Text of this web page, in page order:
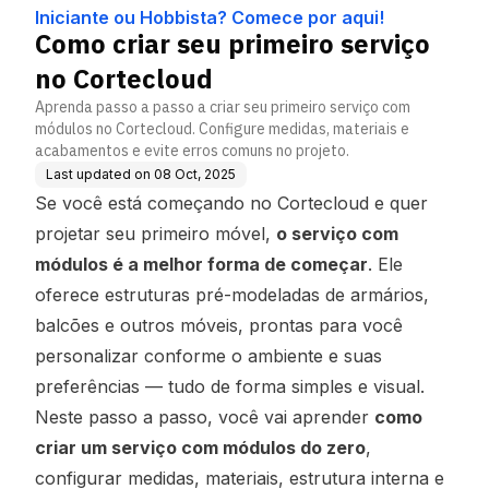
Iniciante ou Hobbista? Comece por aqui!
Como criar seu primeiro serviço
no Cortecloud
Aprenda passo a passo a criar seu primeiro serviço com
módulos no Cortecloud. Configure medidas, materiais e
acabamentos e evite erros comuns no projeto.
Last updated on 08 Oct, 2025
Se você está começando no Cortecloud e quer
projetar seu primeiro móvel, o serviço com
módulos é a melhor forma de começar. Ele
oferece estruturas pré-modeladas de armários,
balcões e outros móveis, prontas para você
personalizar conforme o ambiente e suas
preferências — tudo de forma simples e visual.
Neste passo a passo, você vai aprender como
criar um serviço com módulos do zero,
configurar medidas, materiais, estrutura interna e